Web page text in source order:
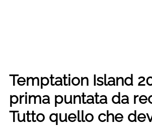
Temptation Island
prima puntata da
Tutto quello che